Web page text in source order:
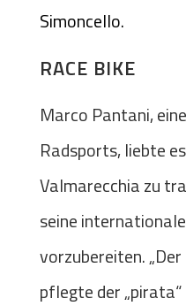
Simoncello.
RACE BIKE
Marco Pantani,
Radsports, liebte
Valmarecchia zu
seine
vorzubereiten.
pflegte der